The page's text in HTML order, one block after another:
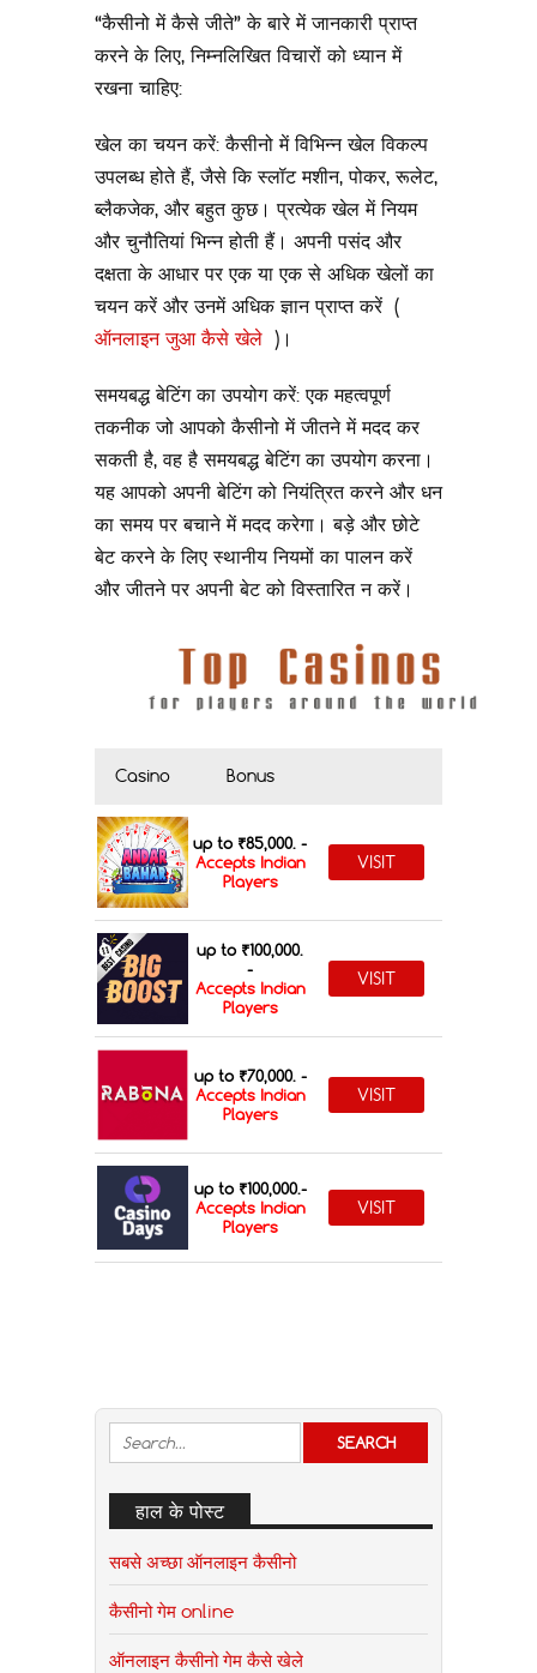
“कैसीनो में कैसे जीते” के बारे में जानकारी प्राप्त
करने के लिए, निम्नलिखित विचारों को ध्यान में
रखना चाहिए:
खेल का चयन करें: कैसीनो में विभिन्न खेल विकल्प
उपलब्ध होते हैं, जैसे कि स्लॉट मशीन, पोकर, रूलेट,
ब्लैकजेक, और बहुत कुछ। प्रत्येक खेल में नियम
और चुनौतियां भिन्न होती हैं। अपनी पसंद और
दक्षता के आधार पर एक या एक से अधिक खेलों का
चयन करें और उनमें अधिक ज्ञान प्राप्त करें (
ऑनलाइन जुआ कैसे खेले )।
समयबद्ध बेटिंग का उपयोग करें: एक महत्वपूर्ण
तकनीक जो आपको कैसीनो में जीतने में मदद कर
सकती है, वह है समयबद्ध बेटिंग का उपयोग करना।
यह आपको अपनी बेटिंग को नियंत्रित करने और धन
का समय पर बचाने में मदद करेगा। बड़े और छोटे
बेट करने के लिए स्थानीय नियमों का पालन करें
और जीतने पर अपनी बेट को विस्तारित न करें।
Casino Bonus
up to ₹85,000. -
Accepts Indian
Players
VISIT
up to ₹100,000.
-
Accepts Indian
Players
VISIT
up to ₹70,000. -
Accepts Indian
Players
VISIT
up to ₹100,000.-
Accepts Indian
Players
VISIT
हाल के पोस्ट
सबसे अच्छा ऑनलाइन कैसीनो
कैसीनो गेम online
ऑनलाइन कैसीनो गेम कैसे खेले